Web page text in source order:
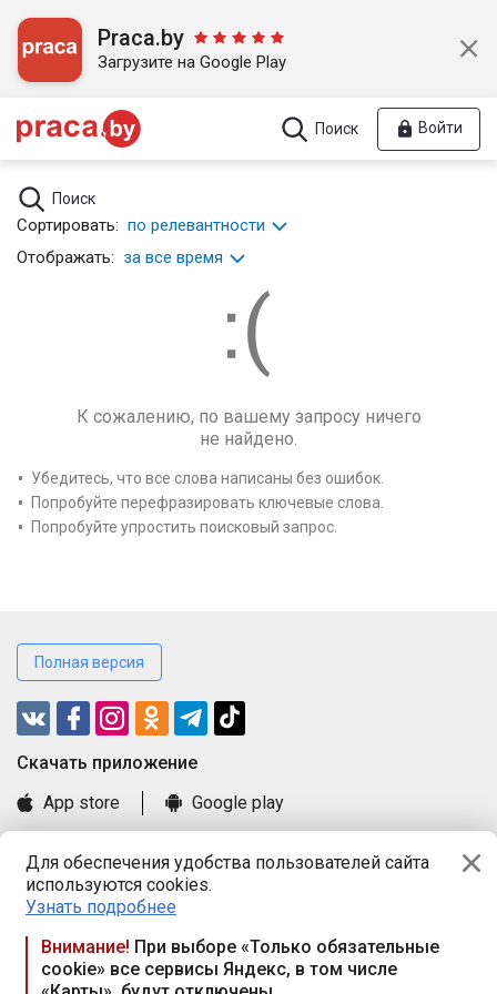
Для обеспечения удобства пользователей сайта
используются cookies.
Узнать подробнее
Внимание! При выборе «Только обязательные
cookie» все сервисы Яндекс, в том числе
Praca.by
Загрузите на Google Play
Поиск Войти
Поиск
Сортировать: по релевантности
Отображать: за все время
К сожалению, по вашему запросу ничего
не найдено.
Убедитесь, что все слова написаны без ошибок.
Попробуйте перефразировать ключевые слова.
Попробуйте упростить поисковый запрос.
Полная версия
Cкачать приложение
App store
Google play
Книга замечаний и предложений
Правила и документы
Praca.by © 2000—2026, ООО «ПРАЦА БАЙ»
Республика Беларусь, 220114, г. Минск, пр-т Независимости
117а, пом. № 9.